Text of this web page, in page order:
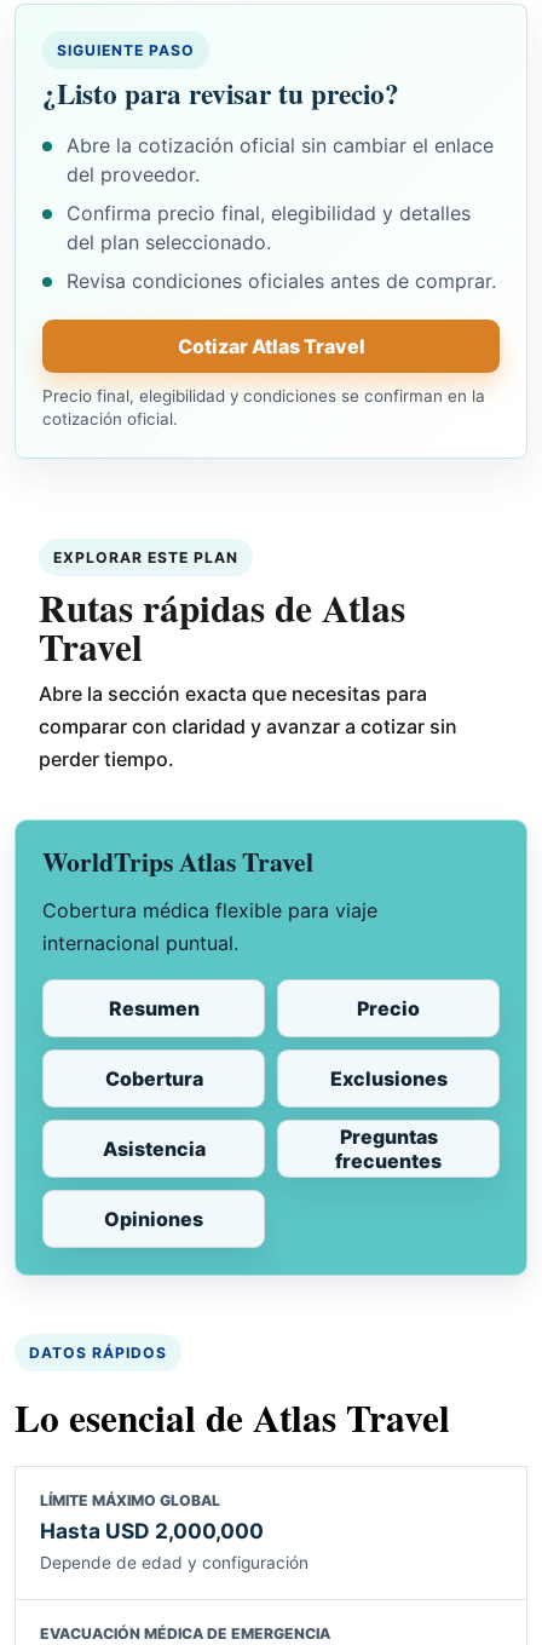
SIGUIENTE PASO
¿Listo para revisar tu precio?
Abre la cotización oficial sin cambiar el enlace
del proveedor.
Confirma precio final, elegibilidad y detalles
del plan seleccionado.
Revisa condiciones oficiales antes de comprar.
Cotizar Atlas Travel
Precio final, elegibilidad y condiciones se confirman en la
cotización oficial.
EXPLORAR ESTE PLAN
Rutas rápidas de Atlas
Travel
Abre la sección exacta que necesitas para
comparar con claridad y avanzar a cotizar sin
perder tiempo.
WorldTrips Atlas Travel
Cobertura médica flexible para viaje
internacional puntual.
Resumen Precio
Cobertura Exclusiones
Asistencia
Preguntas
frecuentes
Opiniones
DATOS RÁPIDOS
Lo esencial de Atlas Travel
LÍMITE MÁXIMO GLOBAL
Hasta USD 2,000,000
Depende de edad y configuración
EVACUACIÓN MÉDICA DE EMERGENCIA